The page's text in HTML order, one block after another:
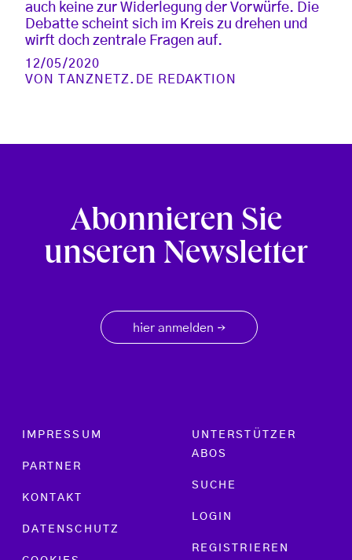
auch keine zur Widerlegung der Vorwürfe. Die
Debatte scheint sich im Kreis zu drehen und
wirft doch zentrale Fragen auf.
12/05/2020
VON
TANZNETZ.DE REDAKTION
Abonnieren Sie
unseren Newsletter
hier anmelden →
Footer menu
IMPRESSUM
PARTNER
KONTAKT
DATENSCHUTZ
UNTERSTÜTZER
ABOS
SUCHE
LOGIN
REGISTRIEREN